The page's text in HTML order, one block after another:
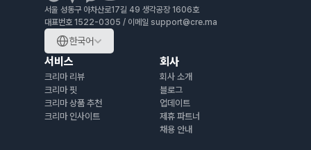
서울 성동구 아차산로17길 49 생각공장 1606호
대표번호 1522-0305 / 이메일 support@cre.ma
한국어
서비스
크리마 리뷰
크리마 핏
크리마 상품 추천
크리마 인사이트
회사
회사 소개
블로그
업데이트
제휴 파트너
채용 안내